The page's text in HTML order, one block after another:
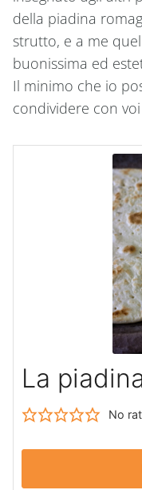
della piadina
strutto, e a me
buonissima ed
Il minimo che io
condividere con
La
No